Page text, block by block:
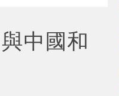
中國和